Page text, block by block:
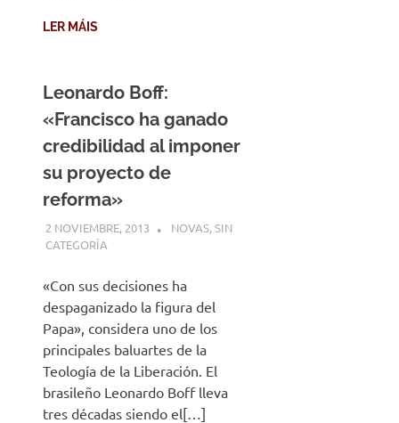
LER MÁIS
Leonardo Boff:
«Francisco ha ganado
credibilidad al imponer
su proyecto de
reforma»
2 NOVIEMBRE, 2013 DESARROLLO
NOVAS,SIN
CATEGORÍA
«Con sus decisiones ha
despaganizado la figura del
Papa», considera uno de los
principales baluartes de la
Teología de la Liberación. El
brasileño Leonardo Boff lleva
tres décadas siendo el[…]